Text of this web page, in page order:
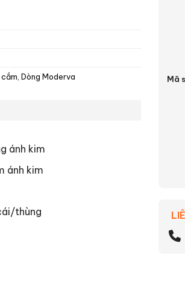
Dòng Moderva
ánh kim
ánh kim
thùng
Mã